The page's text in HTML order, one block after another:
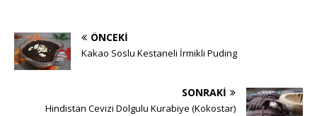
ÖNCEKI
Kakao Soslu Kestaneli İrmikli Puding
SONRAKI
Hindistan Cevizi Dolgulu Kurabiye (Kokostar)